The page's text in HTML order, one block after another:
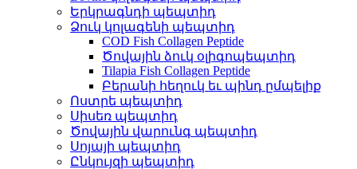
Երկրագնդի պեպտիդ
Ձուկ կոլագենի պեպտիդ
COD Fish Collagen Peptide
Ծովային ձուկ օլիգոպեպտիդ
Tilapia Fish Collagen Peptide
Բերանի հեղուկ եւ պինդ ըմպելիք
Ոստրե պեպտիդ
Սիսեռ պեպտիդ
Ծովային վարունգ պեպտիդ
Սոյայի պեպտիդ
Ընկույզի պեպտիդ